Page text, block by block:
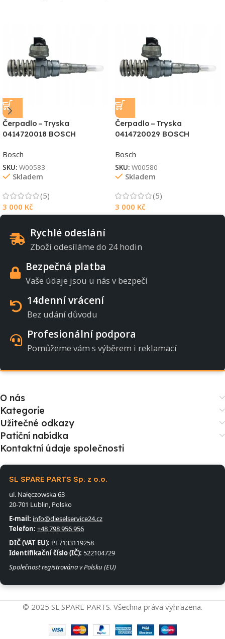
Čerpadlo – Tryska
0414720018 BOSCH
Bosch
SKU: W00583
Skladem
(5)
3 000 Kč
Čerpadlo – Tryska
0414720029 BOSCH
Bosch
SKU: W00580
Skladem
(5)
3 000 Kč
Rychlé odeslání
Zboží odesíláme do 24 hodin
Bezpečná platba
Vaše údaje jsou u nás v bezpečí
14denní vrácení
Bez udání důvodu
Profesionální podpora
Pomůžeme vám s výběrem i reklamací
O nás
Kategorie
Užitečné odkazy
Patiční nabídka
Kontaktní údaje společnosti
SL SPARE PARTS Sp. z o.o.
ul. Nałęczowska 63
20-701 Lublin, Polsko
E-mail: info@dieselservice24.cz
Telefon: +48 798 956 956
DIČ (VAT EU): PL7133119258
Identifikační číslo (IČ): 522104729
Společnost registrována v Polsku (EU)
© 2025 SL SPARE PARTS. Všechna práva vyhrazena.